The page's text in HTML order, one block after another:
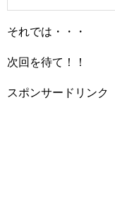
それでは・・・
次回を待て！！
スポンサードリンク